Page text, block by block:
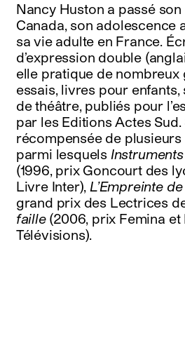
Nancy Huston a passé son
Canada, son adolescence
sa vie adulte en France.
d’expression double
elle pratique de nombreux
essais, livres pour
de théâtre, publiés pour
par les Editions Actes
récompensée de
parmi lesquels
(1996, prix Goncourt des
Livre Inter), L’Empreinte de
grand prix des Lectrices
faille(2006, prix Femina et
Télévisions).